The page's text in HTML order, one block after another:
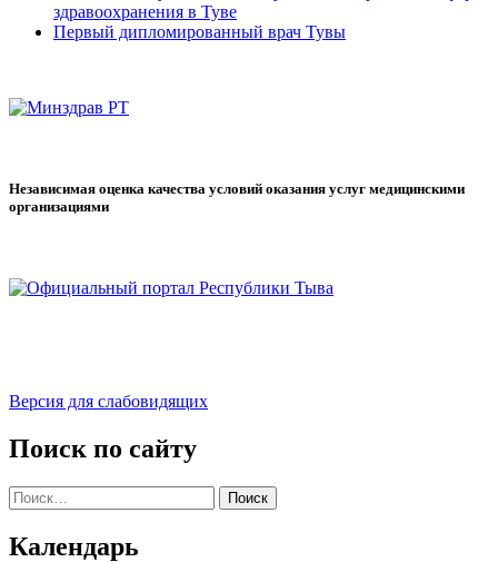
здравоохранения в Туве
Первый дипломированный врач Тувы
Независимая оценка качества условий оказания услуг медицинскими
организациями
Версия для слабовидящих
Поиск по сайту
Найти:
Календарь